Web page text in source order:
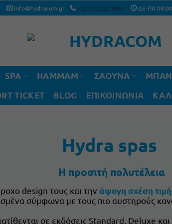
info@hydracom.gr +30 2102321044 ΔΕ-ΠΑ
SPA HAMMAM ΣΑΟΥΝΑ
TICKET BLOG ΕΠΙΚΟΙΝΩΝΙΑ
Hydra spas
Η προσιτή πολυτέλεια
design τους και την άψογη σχέση
σύμφωνα με τους πιο αυστηρούς
σε εκδόσεις Standard, Deluxe